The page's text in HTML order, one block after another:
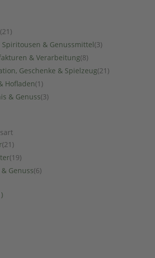
(21 )
Spiritousen & Genussmittel(3)
& Verarbeitung(8)
Geschenke & Spielzeug(21 )
Hofladen(1 )
& Genuss(3)
(21 )
(19)
Genuss(6)
)